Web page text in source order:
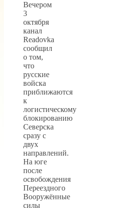
Вечером
3
октября
канал
Readovka
сообщил
о том,
что
русские
войска
приближаются
к
логистическому
блокированию
Северска
сразу с
двух
направлений.
На юге
после
освобождения
Переездного
Вооружённые
силы